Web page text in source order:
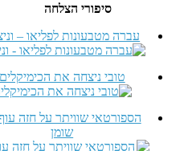
סיפורי הצלחה
עברה מטבעונות לפליאו –
טובי ניצחה את הכימיקלים
הספורטאי שוויתר על חזה
שומן